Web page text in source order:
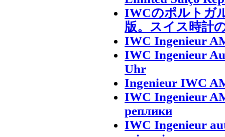
IWCのポルトガ
版。スイス時計
IWC Ingenieur
IWC Ingenieur
Uhr
Ingenieur IWC
IWC Ingenieur
реплики
IWC Ingenieur